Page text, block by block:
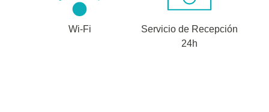
Wi-Fi
Servicio de Recepción
24h